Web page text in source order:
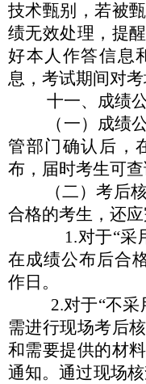
技术甄别，若被
绩无效处理，提
好本人作答信息
息，考试期间对考
十一、 成绩
（一） 成绩
管部门确认后，
布，届时考生可
（二）考后
合格的考生，还应
1.对于“采
在成绩公布后合
作日。
2.对于“不采
需进行现场考后
和需要提供的材
通知。通过现场